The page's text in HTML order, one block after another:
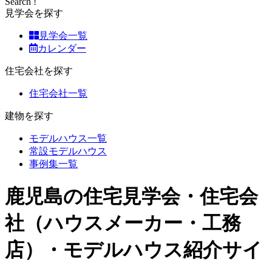
見学会を探す
見学会一覧
カレンダー
住宅会社を探す
住宅会社一覧
建物を探す
モデルハウス一覧
常設モデルハウス
事例集一覧
鹿児島の住宅見学会・住宅会
社（ハウスメーカー・工務
店）・モデルハウス紹介サイ